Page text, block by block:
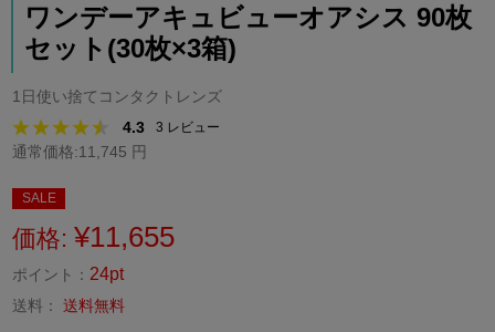
ワンデーアキュビューオアシス 90枚
セット(30枚×3箱)
1日使い捨てコンタクトレンズ
4.3
3 レビュー
通常価格:11,745 円
SALE
価格: ¥11,655
ポイント： 24pt
送料：送料無料